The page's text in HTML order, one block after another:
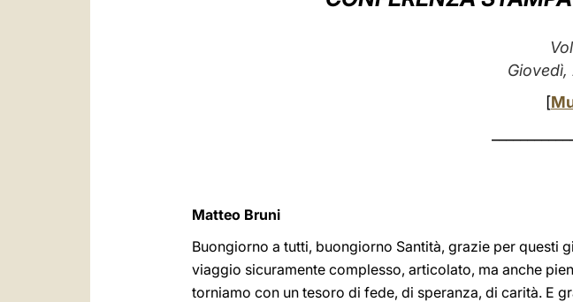
[
Matteo Bruni
Buongiorno a tutti, buongiorno Santità, grazie per questi
viaggio sicuramente complesso, articolato, ma anche
torniamo con un tesoro di fede, di speranza, di carità. E